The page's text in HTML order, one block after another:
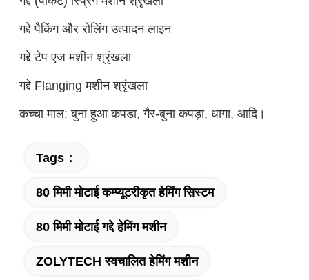
गद्दे पैकिंग और रोलिंग उत्पादन लाइन
गद्दे टेप एज मशीन श्रृंखला
गद्दे Flanging मशीन श्रृंखला
कच्चा माल: बुना हुआ कपड़ा, गैर-बुना कपड़ा, धागा, आदि।
Tags：
80 मिमी मोटाई कम्प्यूटरीकृत हेमिंग सिस्टम
80 मिमी मोटाई गद्दे हेमिंग मशीन
ZOLYTECH स्वचालित हेमिंग मशीन